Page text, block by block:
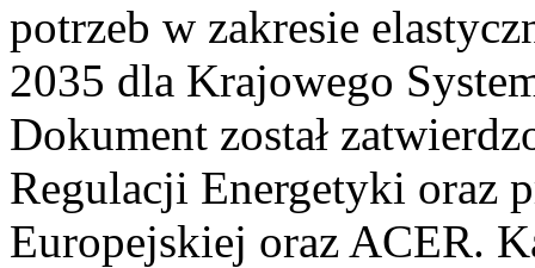
potrzeb w zakresie
2035 dla Krajowego
Dokument został
Regulacji Energetyki oraz
Europejskiej oraz ACER.